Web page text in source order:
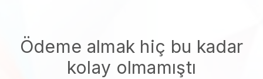
Ödeme almak hiç bu kadar
kolay olmamıştı